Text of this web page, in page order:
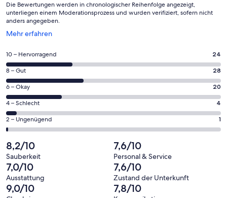
Die Bewertungen werden in chronologischer Reihenfolge angezeigt,
unterliegen einem Moderationsprozess und wurden verifiziert, sofern nicht
anders angegeben.
Mehr erfahren
Wird
einem
neuen
Fenster
geöffnet
24
von
insgesamt
77
Gästebewertungen
haben
eine
Bewertung
von
10
-
Hervorragend
10 – Hervorragend 24
28
von
insgesamt
77
Gästebewertungen
haben
Bewertung
von
8
-
Gut
8 – Gut 28
20
von
insgesamt
77
Gästebewertungen
haben
eine
Bewertung
von
6
-
6 – Okay 20
4
von
insgesamt
Gästebewertungen
haben
eine
Bewertung
von
4 – Schlecht 4
1
von
insgesamt
77
Gästebewertungen
haben
eine
Bewertung
2 – Ungenügend 1
8,2/10
Sauberkeit
7,6/10
Personal & Service
7,0/10
Ausstattung
7,6/10
Zustand der Unterkunft
9,0/10 7,8/10